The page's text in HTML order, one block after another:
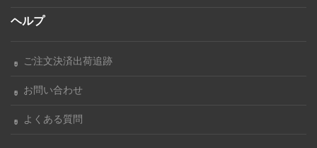
ヘルプ
ご注文決済出荷追跡
お問い合わせ
よくある質問